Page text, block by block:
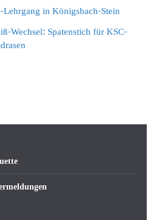
in Königsbach-Stein
Wechsel: Spatenstich für KSC-